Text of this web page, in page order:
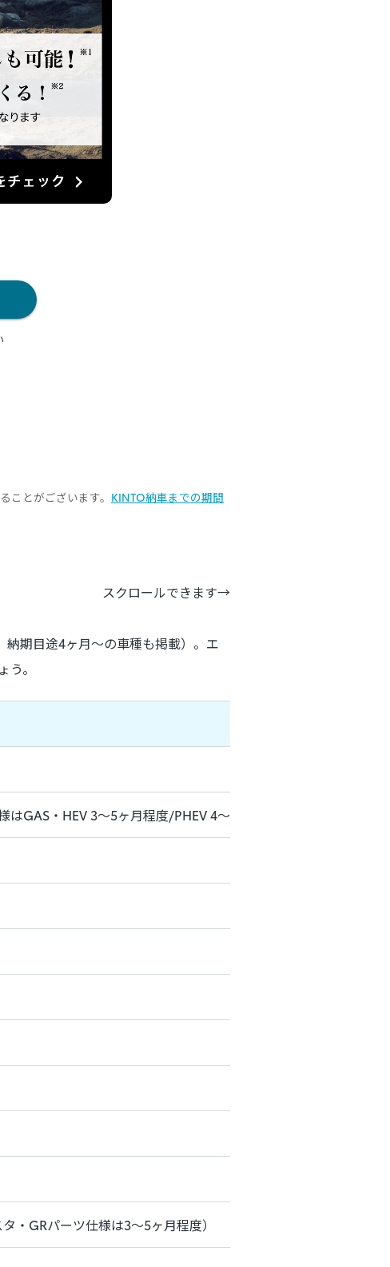
とがございます。 KINTO納車までの期間
スクロールできます
納期目途4ヶ月～の車種も掲載）。エ
う。
GAS・HEV 3～5ヶ月程度/PHEV 4～6ヶ月程度）
・GRパーツ仕様は3～5ヶ月程度）